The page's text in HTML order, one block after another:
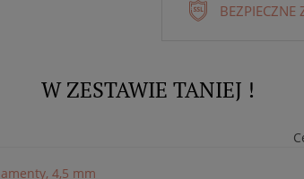
BEZPIECZNE
W ZESTAWIE TANIEJ !
4,5 mm